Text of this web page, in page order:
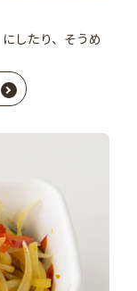
したり、そうめ